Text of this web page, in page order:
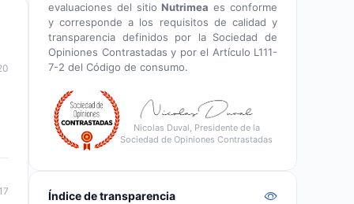
evaluaciones del sitioNutrimea es conforme
y corresponde a los requisitos de calidad y
transparencia definidos por la Sociedad de
Opiniones Contrastadas y por el Artículo L111-
7-2 del Código de consumo.
Nicolas Duval, Presidente de la
Sociedad de Opiniones Contrastadas
Índice de transparencia